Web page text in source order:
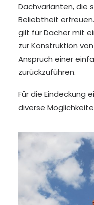
Dachvarianten, die
Beliebtheit
gilt für Dächer mit
zur Konstruktion
Anspruch einer
zurückzuführen.
Für die Eindeckung
diverse